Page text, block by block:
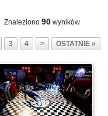
Znaleziono 90 wyników
3 4 > OSTATNIE »